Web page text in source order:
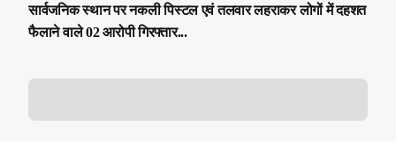
सार्वजनिक स्थान पर नकली पिस्टल एवं तलवार लहराकर लोगों में दहशत
फैलाने वाले 02 आरोपी गिरफ्तार...